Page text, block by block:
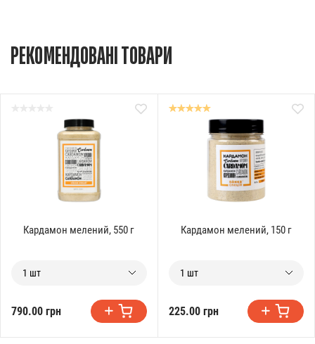
РЕКОМЕНДОВАНІ ТОВАРИ
Кардамон мелений, 550 г
1 шт
790.00 грн
Кардамон мелений, 150 г
1 шт
225.00 грн